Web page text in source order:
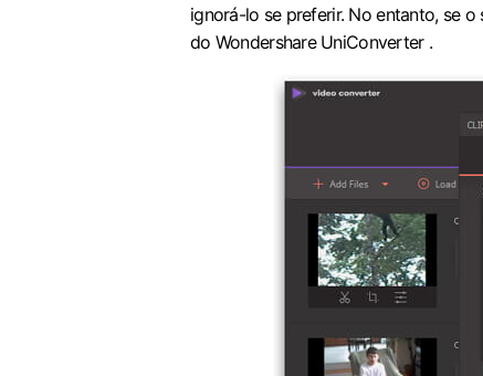
ignorá-lo se preferir. No entanto, se
do Wondershare UniConverter .